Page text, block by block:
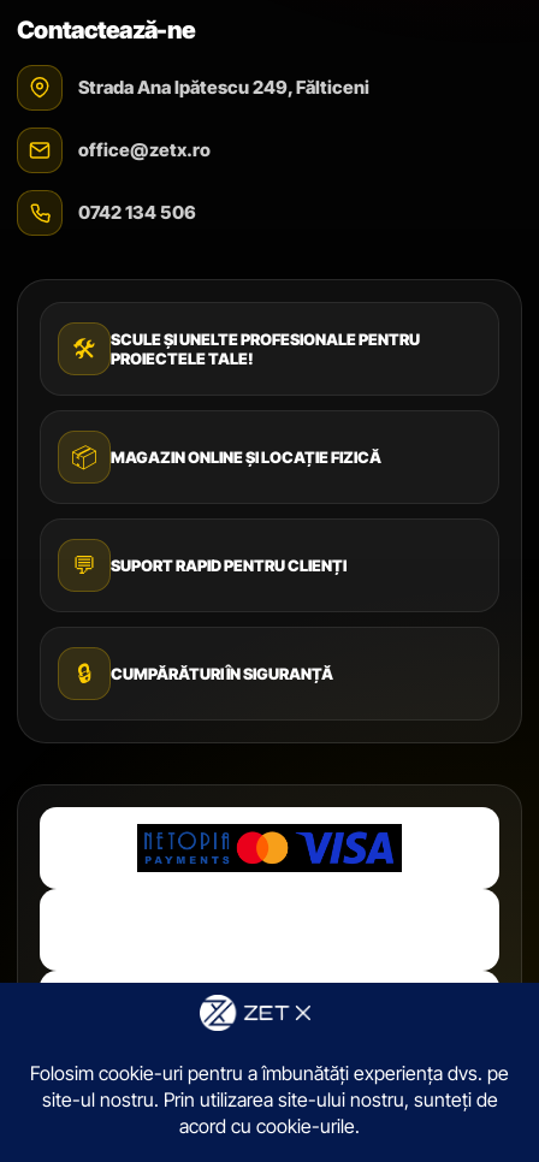
Contactează-ne
Strada Ana Ipătescu 249, Fălticeni
office@zetx.ro
0742 134 506
🛠️
SCULE ȘI UNELTE PROFESIONALE PENTRU
PROIECTELE TALE!
📦 MAGAZIN ONLINE ȘI LOCAȚIE FIZICĂ
💬 SUPORT RAPID PENTRU CLIENȚI
🔒 CUMPĂRĂTURI ÎN SIGURANȚĂ